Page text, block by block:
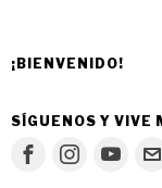
¡BIENVENIDO!
SÍGUENOS Y VIVE